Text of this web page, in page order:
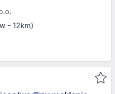
- 12km)